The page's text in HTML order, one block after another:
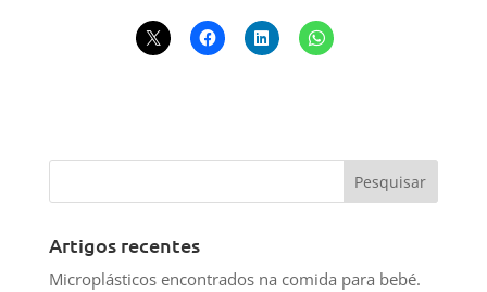
Artigos recentes
Microplásticos encontrados na comida para bebé.